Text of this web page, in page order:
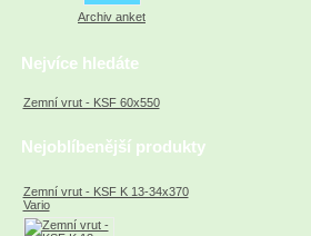
Archiv anket
Nejvíce hledáte
Zemní vrut - KSF 60x550
Nejoblíbenější produkty
Zemní vrut - KSF K 13-34x370
Vario